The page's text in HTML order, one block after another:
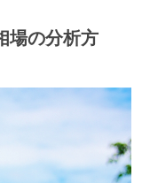
場の分析方